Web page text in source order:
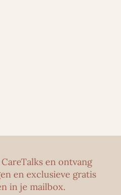
en ontvang
en exclusieve gratis
in je mailbox.